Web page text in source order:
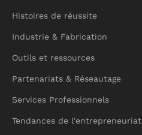
Histoires de réussite
Industrie & Fabrication
Outils et ressources
Partenariats & Réseautage
Services Professionnels
Tendances de l'entrepreneuriat